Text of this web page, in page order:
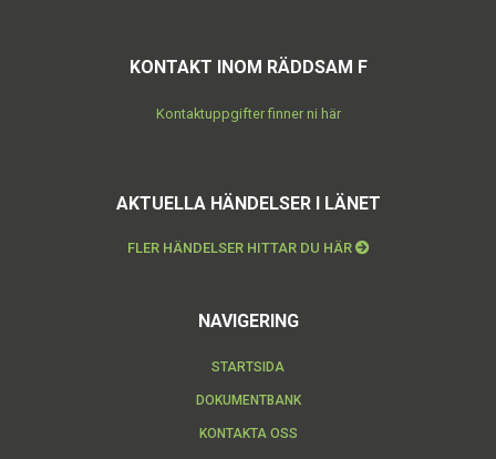
KONTAKT INOM RÄDDSAM F
Kontaktuppgifter finner ni här
AKTUELLA HÄNDELSER I LÄNET
FLER HÄNDELSER HITTAR DU HÄR
NAVIGERING
STARTSIDA
DOKUMENTBANK
KONTAKTA OSS